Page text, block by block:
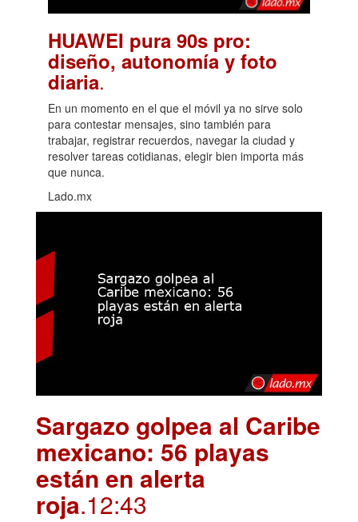
HUAWEI pura 90s pro:
diseño, autonomía y foto
diaria.
En un momento en el que el móvil ya no sirve solo
para contestar mensajes, sino también para
trabajar, registrar recuerdos, navegar la ciudad y
resolver tareas cotidianas, elegir bien importa más
que nunca.
Lado.mx
Sargazo golpea al Caribe
mexicano: 56 playas
están en alerta
roja.12:43